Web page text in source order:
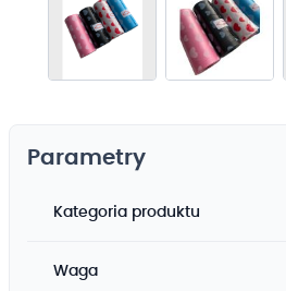
początek
Parametry
Kategoria produktu
Waga